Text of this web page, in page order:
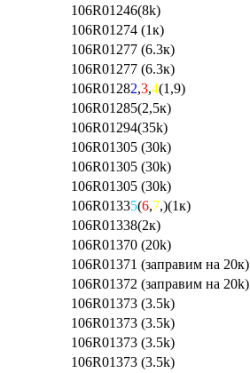
106R01246(8k)
106R01274 (1к)
106R01277 (6.3к)
106R01277 (6.3к)
106R01282,3,4(1,9)
106R01285(2,5к)
106R01294(35k)
106R01305 (30k)
106R01305 (30k)
106R01305 (30k)
106R01335(6,7,)(1к)
106R01338(2к)
106R01370 (20k)
106R01371 (заправим на 20к)
106R01372 (заправим на 20k)
106R01373 (3.5k)
106R01373 (3.5k)
106R01373 (3.5k)
106R01373 (3.5k)